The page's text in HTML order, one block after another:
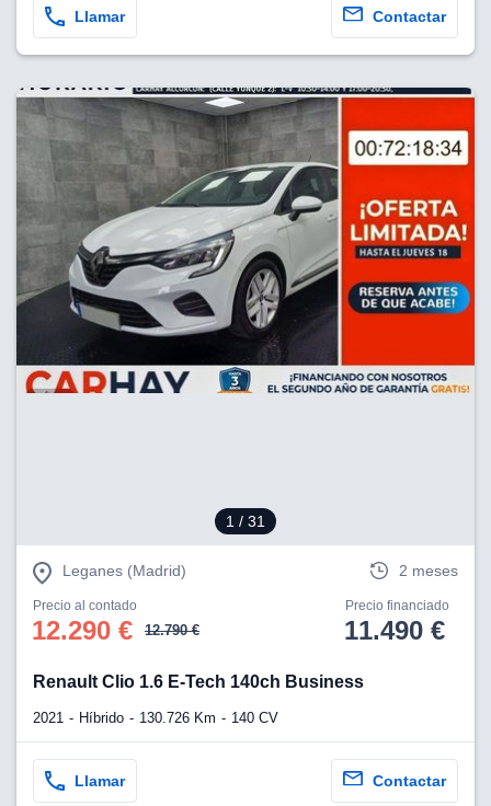
Llamar Contactar
1 / 31
Leganes (Madrid) 2 meses
Precio al contado
12.290 € 12.790 €
Precio financiado
11.490 €
Renault Clio 1.6 E-Tech 140ch Business
2021 Híbrido 130.726 Km 140 CV
Llamar Contactar